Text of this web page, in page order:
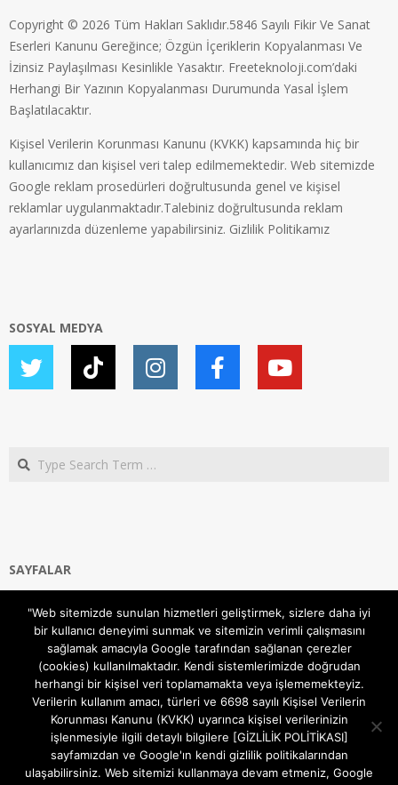
Copyright © 2026 Tüm Hakları Saklıdır.5846 Sayılı Fikir Ve Sanat
Eserleri Kanunu Gereğince; Özgün İçeriklerin Kopyalanması Ve
İzinsiz Paylaşılması Kesinlikle Yasaktır. Freeteknoloji.com’daki
Herhangi Bir Yazının Kopyalanması Durumunda Yasal İşlem
Başlatılacaktır.
Kişisel Verilerin Korunması Kanunu (KVKK) kapsamında hiç bir
kullanıcımız dan kişisel veri talep edilmemektedir. Web sitemizde
Google reklam prosedürleri doğrultusunda genel ve kişisel
reklamlar uygulanmaktadır.Talebiniz doğrultusunda reklam
ayarlarınızda düzenleme yapabilirsiniz. Gizlilik Politikamız
SOSYAL MEDYA
Search
SAYFALAR
Gizlilik ve Çerezler (Cookies) Politikası
Hakkımızda
İletişim Kanalları
MODEM KURULUM
TEKNİK DESTEK
TELEVİZYON SİSTEMLERİ
"Web sitemizde sunulan hizmetleri geliştirmek, sizlere daha iyi
bir kullanıcı deneyimi sunmak ve sitemizin verimli çalışmasını
sağlamak amacıyla Google tarafından sağlanan çerezler
(cookies) kullanılmaktadır. Kendi sistemlerimizde doğrudan
herhangi bir kişisel veri toplamamakta veya işlememekteyiz.
Verilerin kullanım amacı, türleri ve 6698 sayılı Kişisel Verilerin
Korunması Kanunu (KVKK) uyarınca kişisel verilerinizin
işlenmesiyle ilgili detaylı bilgilere [GİZLİLİK POLİTİKASI]
sayfamızdan ve Google'ın kendi gizlilik politikalarından
ulaşabilirsiniz. Web sitemizi kullanmaya devam etmeniz, Google